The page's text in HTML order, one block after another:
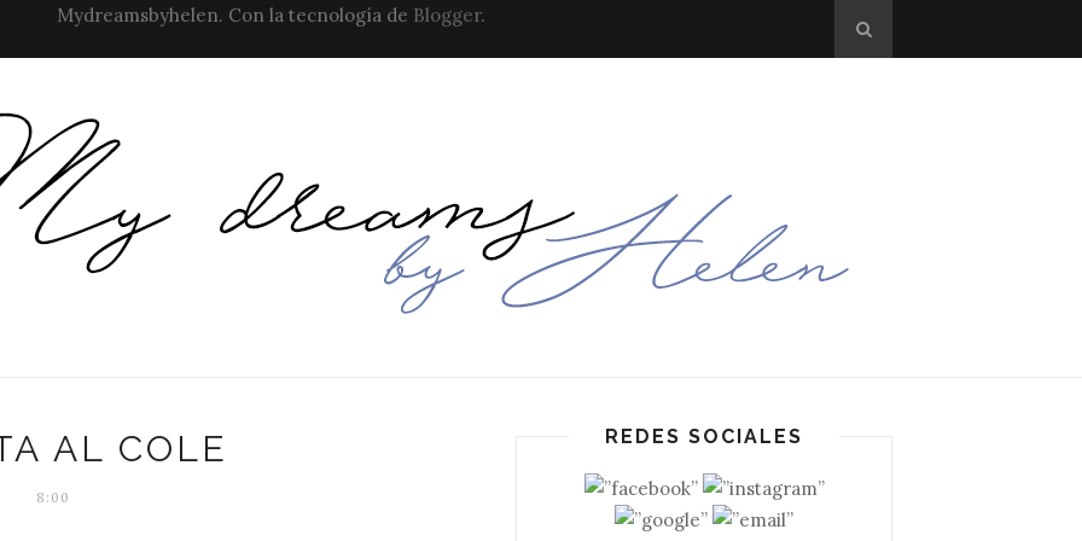
Mydreamsbyhelen. Con la tecnología de Blogger.
AL COLE
8:00
REDES SOCIALES